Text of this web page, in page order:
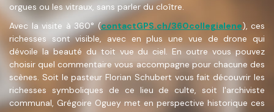
orgues ou les vitraux, sans parler du cloître.
Avec la visite à 360° (contactGPS.ch/360collegialene), ces
richesses sont visible, avec en plus une vue de drone qui
dévoile la beauté du toit vue du ciel. En outre vous pouvez
choisir quel commentaire vous accompagne pour chacune des
scènes. Soit le pasteur Florian Schubert vous fait découvrir les
richesses symboliques de ce lieu de culte, soit l'archiviste
communal, Grégoire Oguey met en perspective historique ces